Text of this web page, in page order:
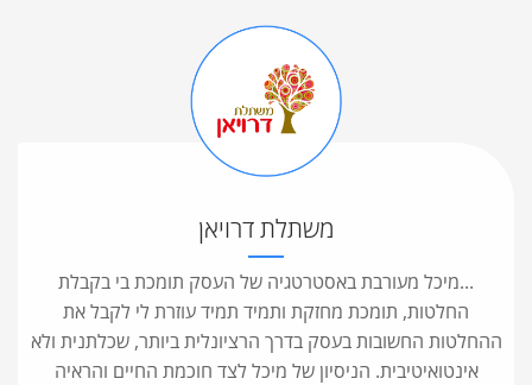
משתלת דרויאן
...מיכל מעורבת באסטרטגיה של העסק תומכת בי בקבלת
החלטות, תומכת מחזקת ותמיד תמיד עוזרת לי לקבל את
ההחלטות החשובות בעסק בדרך הרציונלית ביותר, שכלתנית ולא
אינטואיטיבית. הניסיון של מיכל לצד חוכמת החיים והראיה